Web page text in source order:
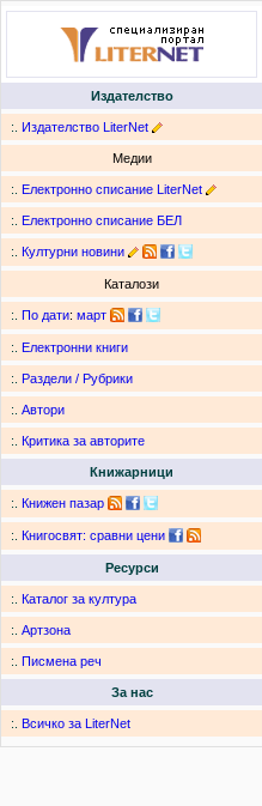
Издателство
:. Издателство LiterNet
Медии
:. Електронно списание LiterNet
:. Електронно списание БЕЛ
:. Културни новини
Каталози
:. По дати: март
:. Електронни книги
:. Раздели / Рубрики
:. Автори
:. Критика за авторите
Книжарници
:. Книжен пазар
:. Книгосвят: сравни цени
Ресурси
:. Каталог за култура
:. Артзона
:. Писмена реч
За нас
:. Всичко за LiterNet